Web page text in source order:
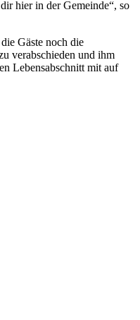
hier in der Gemeinde“, so
Gäste noch die
verabschieden und ihm
Lebensabschnitt mit auf